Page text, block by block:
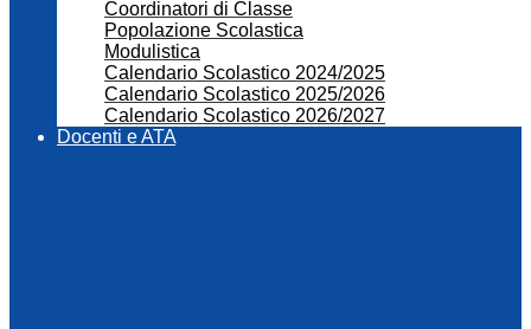
Coordinatori di Classe
Popolazione Scolastica
Modulistica
Calendario Scolastico 2024/2025
Calendario Scolastico 2025/2026
Calendario Scolastico 2026/2027
Docenti e ATA